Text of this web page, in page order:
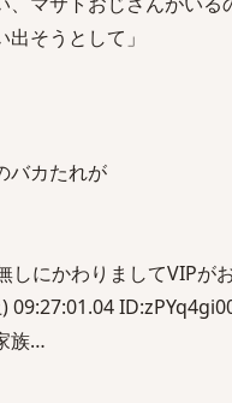
そうとして」
バカたれが
しにかわりましてVIPが
09:27:01.04
族…